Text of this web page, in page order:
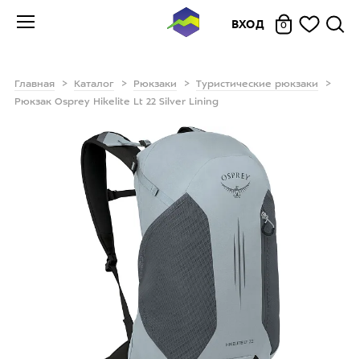
ВХОД 0
Главная Каталог Рюкзаки
Туристические рюкзаки
Рюкзак Osprey Hikelite Lt 22 Silver Lining